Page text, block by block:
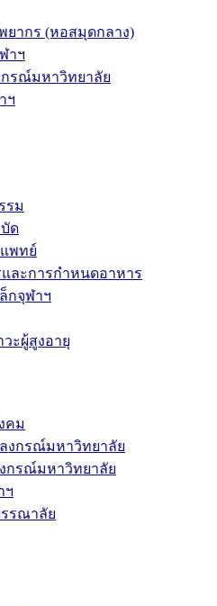
ยากร (หอสมุดกลาง)
าฯ
รณ์มหาวิทยาลัย
ฯ
รม
ด
พทย์
ละการกำหนดอาหาร
กจุฬาฯ
ะผู้สูงอายุ
คม
งกรณ์มหาวิทยาลัย
กรณ์มหาวิทยาลัย
ฯ
รณาลัย